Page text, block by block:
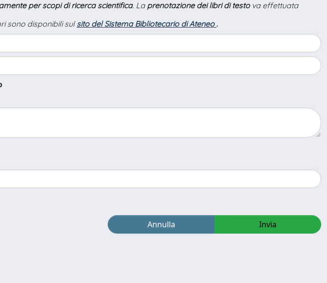
per scopi di ricerca scientifica. La prenotazione dei libri di testova effettuata
sono disponibili sul sito del Sistema Bibliotecario di Ateneo .
Annulla Invia